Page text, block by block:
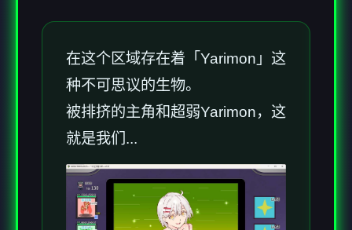
在这个区域存在着「Yarimon」这
种不可思议的生物。
被排挤的主角和超弱Yarimon，这
就是我们...